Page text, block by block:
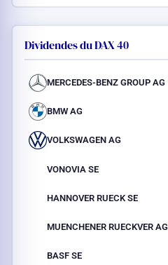
Dividendes du DAX 40
MERCEDES-BENZ GROUP AG
BMW AG
VOLKSWAGEN AG
VONOVIA SE
HANNOVER RUECK SE
MUENCHENER RUECKVER AG
BASF SE